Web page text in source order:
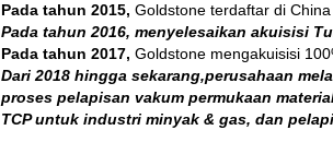
Pada tahun 2015, Goldstone terdaftar di
Pada tahun 2016, menyelesaikan akuisisi
Pada tahun 2017, Goldstone mengakuisisi
Dari 2018 hingga sekarang,perusahaan
proses pelapisan vakum permukaan
TCP untuk industri minyak & gas, dan